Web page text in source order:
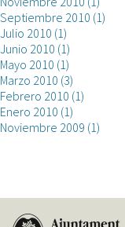
Septiembre 2010 (1)
Julio 2010 (1)
Junio 2010 (1)
Mayo 2010 (1)
Marzo 2010 (3)
Febrero 2010 (1)
Enero 2010 (1)
Noviembre 2009 (1)